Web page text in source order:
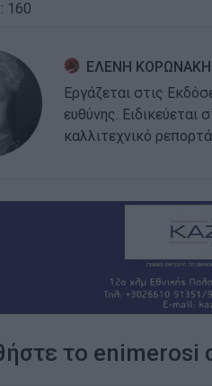
160
ΕΛΕΝΗ ΚΟΡΩΝΑΚΗ
Εργάζεται στις
ευθύνης. Ειδικεύεται
καλλιτεχνικό
το enimerosi